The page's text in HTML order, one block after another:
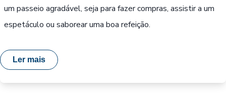
um passeio agradável, seja para fazer compras, assistir a um
espetáculo ou saborear uma boa refeição.
Ler mais